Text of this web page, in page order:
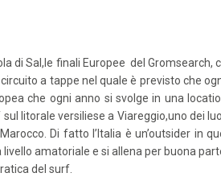
di Sal,le finali Europee del
a tappe nel quale è previsto che
che ogni anno si svolge in una
litorale versiliese a Viareggio,uno dei
Di fatto l’Italia è un’outsider
amatoriale e si allena per buona
del surf.